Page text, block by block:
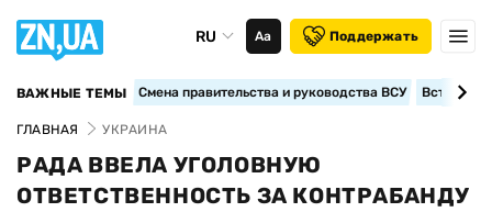
RU Аа Поддержать
ВАЖНЫЕ ТЕМЫ Смена правительства и руководства ВСУ
ГЛАВНАЯ УКРАИНА
РАДА ВВЕЛА УГОЛОВНУЮ
ОТВЕТСТВЕННОСТЬ ЗА КОНТРАБАНДУ